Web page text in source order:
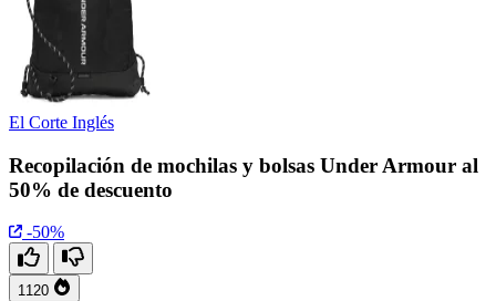
El Corte Inglés
Recopilación de mochilas y bolsas Under Armour al
50% de descuento
-50%
1120